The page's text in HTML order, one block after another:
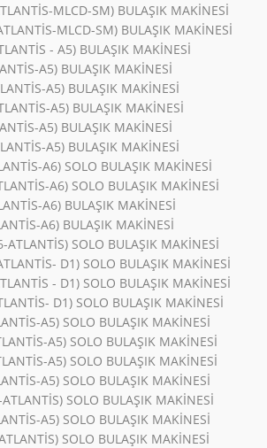
MLCD-SM) BULAŞIK MAKİNESİ
MLCD-SM) BULAŞIK MAKİNESİ
- A5) BULAŞIK MAKİNESİ
A5) BULAŞIK MAKİNESİ
A5) BULAŞIK MAKİNESİ
A5) BULAŞIK MAKİNESİ
A5) BULAŞIK MAKİNESİ
A5) BULAŞIK MAKİNESİ
A6) SOLO BULAŞIK MAKİNESİ
A6) SOLO BULAŞIK MAKİNESİ
A6) BULAŞIK MAKİNESİ
A6) BULAŞIK MAKİNESİ
SOLO BULAŞIK MAKİNESİ
D1) SOLO BULAŞIK MAKİNESİ
- D1) SOLO BULAŞIK MAKİNESİ
D1) SOLO BULAŞIK MAKİNESİ
A5) SOLO BULAŞIK MAKİNESİ
A5) SOLO BULAŞIK MAKİNESİ
A5) SOLO BULAŞIK MAKİNESİ
A5) SOLO BULAŞIK MAKİNESİ
SOLO BULAŞIK MAKİNESİ
A5) SOLO BULAŞIK MAKİNESİ
SOLO BULAŞIK MAKİNESİ